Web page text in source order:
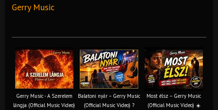
Gerry Music
Gerry Music - A Szerelem
lángja (Official Music Video)
Balatoni nyár – Gerry Music
(Official Music Video) ?
Most élsz – Gerry Music
(Official Music Video) ☀️